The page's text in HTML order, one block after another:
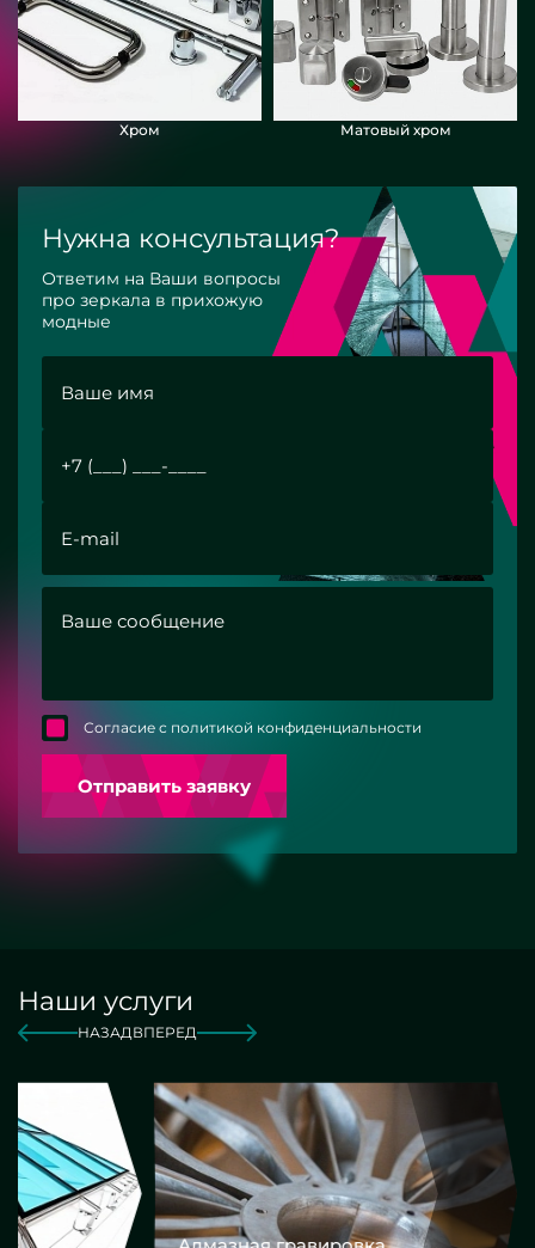
Хром Матовый хром
Нужна консультация?
Ответим на Ваши вопросы
про зеркала в прихожую
модные
Согласие с политикой конфиденциальности
Отправить заявку
Наши услуги
НАЗАДВПЕРЕД